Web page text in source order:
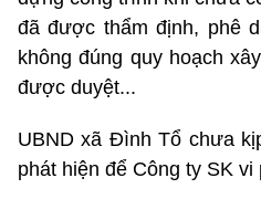
đã được thẩm định, phê
không đúng quy hoạch
được duyệt...
UBND xã Đình Tổ chưa
phát hiện để Công ty SK vi